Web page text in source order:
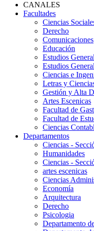
CANALES
Facultades
Ciencias
Derecho
Comunicaciones
Educación
Estudios
Estudios
Ciencias e
Letras y
Gestión y Alta
Artes Escenicas
Facultad de
Facultad de
Ciencias
Departamentos
Ciencias -
Humanidades
Ciencias -
artes escenicas
Ciencias
Economía
Arquitectura
Derecho
Psicologia
Departamento